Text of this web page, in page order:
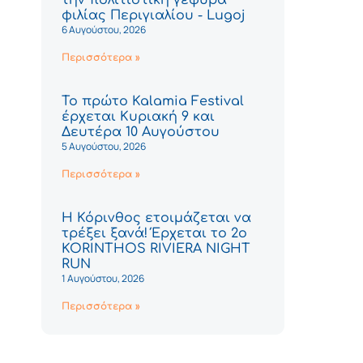
φιλίας Περιγιαλίου - Lugoj
6 Αυγούστου, 2026
Περισσότερα »
Το πρώτο Kalamia Festival
έρχεται Κυριακή 9 και
Δευτέρα 10 Αυγούστου
5 Αυγούστου, 2026
Περισσότερα »
Η Κόρινθος ετοιμάζεται να
τρέξει ξανά! Έρχεται το 2ο
KORINTHOS RIVIERA NIGHT
RUN
1 Αυγούστου, 2026
Περισσότερα »